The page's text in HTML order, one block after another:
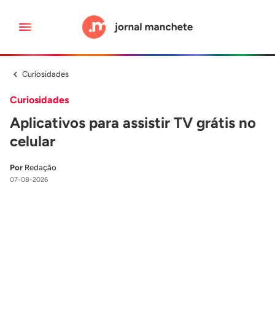
Curiosidades
Curiosidades
Aplicativos para assistir TV grátis no
celular
Por Redação
07-08-2026